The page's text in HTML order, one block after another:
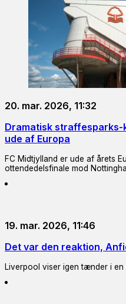
20. mar. 2026, 11:32
Dramatisk straffesparks-
ude af Europa
FC Midtjylland er ude af årets
ottendedelsfinale mod
19. mar. 2026, 11:46
Det var den reaktion,
Liverpool viser igen tænder i